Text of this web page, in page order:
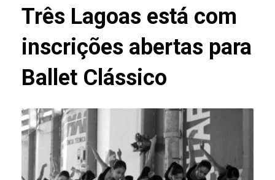
Três Lagoas está com
inscrições abertas para
Ballet Clássico